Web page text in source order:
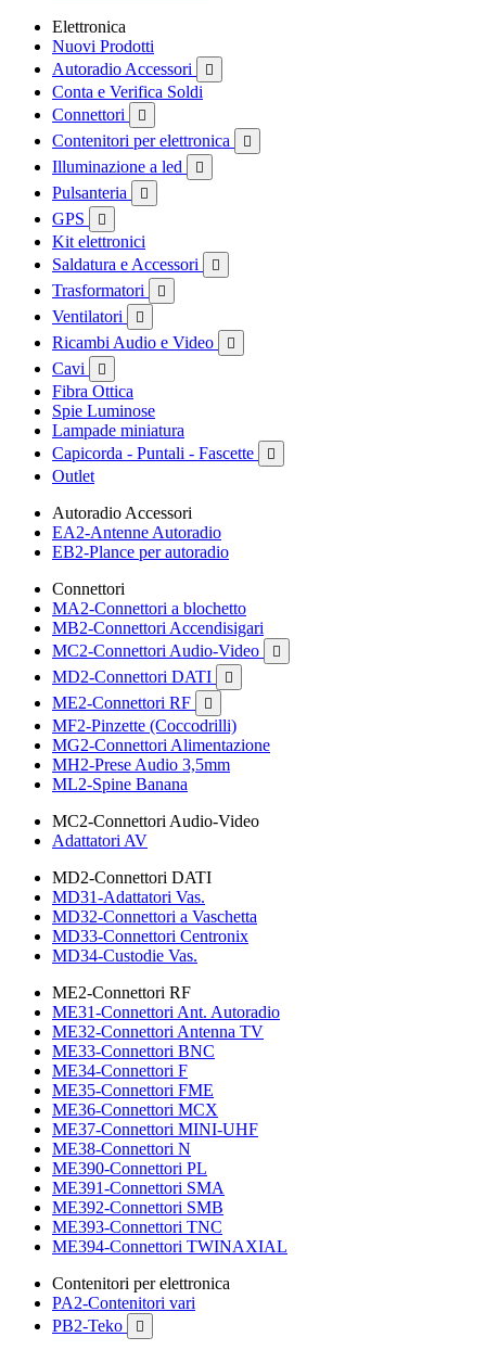
Elettronica
Nuovi Prodotti
Autoradio Accessori

Conta e Verifica Soldi
Connettori

Contenitori per elettronica 
Illuminazione a led 
Pulsanteria 
GPS 
Kit elettronici
Saldatura e Accessori

Trasformatori 
Ventilatori 
Ricambi Audio e Video 
Cavi 
Fibra Ottica
Spie Luminose
Lampade miniatura
Capicorda - Puntali - Fascette

Outlet
Autoradio Accessori
EA2-Antenne Autoradio
EB2-Plance per autoradio
Connettori
MA2-Connettori a blochetto
MB2-Connettori Accendisigari
MC2-Connettori Audio-Video

MD2-Connettori DATI 
ME2-Connettori RF 
MF2-Pinzette (Coccodrilli)
MG2-Connettori Alimentazione
MH2-Prese Audio 3,5mm
ML2-Spine Banana
MC2-Connettori Audio-Video
Adattatori AV
MD2-Connettori DATI
MD31-Adattatori Vas.
MD32-Connettori a Vaschetta
MD33-Connettori Centronix
MD34-Custodie Vas.
ME2-Connettori RF
ME31-Connettori Ant. Autoradio
ME32-Connettori Antenna TV
ME33-Connettori BNC
ME34-Connettori F
ME35-Connettori FME
ME36-Connettori MCX
ME37-Connettori MINI-UHF
ME38-Connettori N
ME390-Connettori PL
ME391-Connettori SMA
ME392-Connettori SMB
ME393-Connettori TNC
ME394-Connettori TWINAXIAL
Contenitori per elettronica
PA2-Contenitori vari
PB2-Teko
